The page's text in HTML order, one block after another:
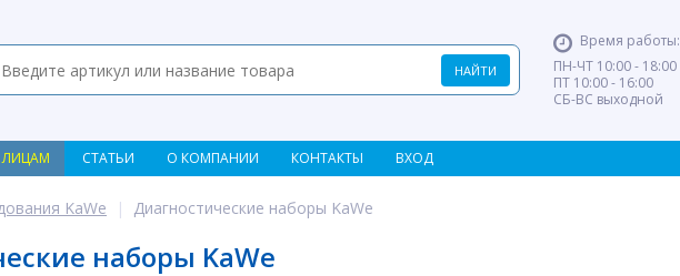
Время работы:
ПН-ЧТ 10:00 - 18:00
ПТ 10:00 - 16:00
СБ-ВС выходной
СТАТЬИ О КОМПАНИИ КОНТАКТЫ ВХОД
KaWe Диагностические наборы KaWe
наборы KaWe